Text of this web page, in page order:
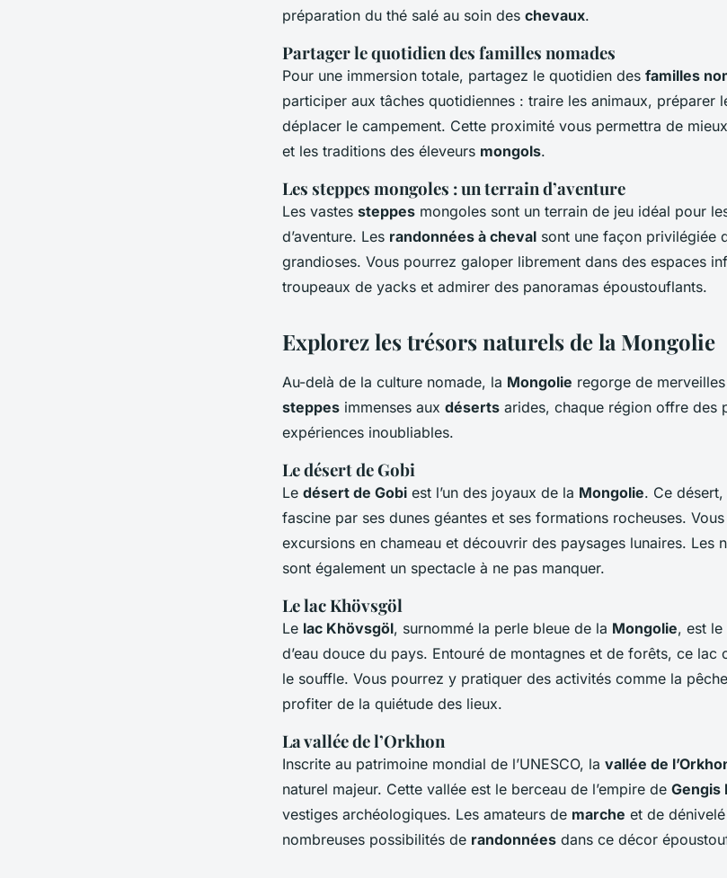
préparation du thé salé au soin des chevaux.
Partager le quotidien des familles nomades
Pour une immersion totale, partagez le quotidien des familles
participer aux tâches quotidiennes : traire les animaux, préparer
déplacer le campement. Cette proximité vous permettra de
et les traditions des éleveurs mongols.
Les steppes mongoles : un terrain d’aventure
Les vastes steppes mongoles sont un terrain de jeu idéal pour
d’aventure. Les randonnées à cheval sont une façon privilégiée
grandioses. Vous pourrez galoper librement dans des espaces
troupeaux de yacks et admirer des panoramas époustouflants.
Explorez les trésors naturels de la Mongolie
Au-delà de la culture nomade, la Mongolie regorge de
steppes immenses aux déserts arides, chaque région offre des
expériences inoubliables.
Le désert de Gobi
Le désert de Gobi est l’un des joyaux de la Mongolie. Ce
fascine par ses dunes géantes et ses formations rocheuses.
excursions en chameau et découvrir des paysages lunaires. Les
sont également un spectacle à ne pas manquer.
Le lac Khövsgöl
Le lac Khövsgöl, surnommé la perle bleue de la Mongolie, est
d’eau douce du pays. Entouré de montagnes et de forêts, ce
le souffle. Vous pourrez y pratiquer des activités comme la
profiter de la quiétude des lieux.
La vallée de l’Orkhon
Inscrite au patrimoine mondial de l’UNESCO, la vallée de
naturel majeur. Cette vallée est le berceau de l’empire de Gengis
vestiges archéologiques. Les amateurs de marche et de
nombreuses possibilités de randonnées dans ce décor